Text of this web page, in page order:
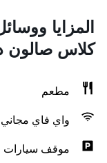
المزايا
كلاس صالون
مطعم
واي فاي مجاني
موقف سيارات